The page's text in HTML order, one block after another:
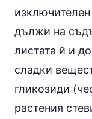
дължи на
листата й и
сладки
гликозиди
растения